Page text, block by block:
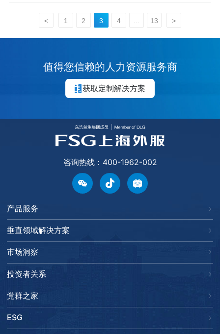
< 1 2 3 4 ... 13 >
值得您信赖的人力资源服务商
获取定制解决方案
咨询热线：400-1962-002
产品服务
垂直领域解决方案
市场洞察
投资者关系
党群之家
ESG